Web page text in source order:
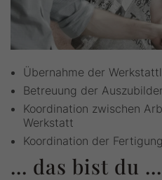
Übernahme der
Betreuung der
Koordination zwischen
Werkstatt
Koordination der
... das bist du ...